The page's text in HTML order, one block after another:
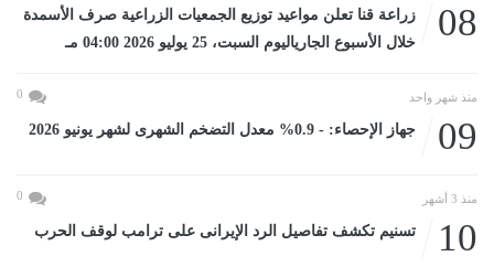
08
زراعة قنا تعلن مواعيد توزيع الجمعيات الزراعية صرف الأسمدة
خلال الأسبوع الجارياليوم السبت، 25 يوليو 2026 04:00 مـ
منذ شهر واحد 0
09 جهاز الإحصاء: - 0.9% معدل التضخم الشهرى لشهر يونيو 2026
منذ 3 أشهر 0
10 تسنيم تكشف تفاصيل الرد الإيرانى على ترامب لوقف الحرب